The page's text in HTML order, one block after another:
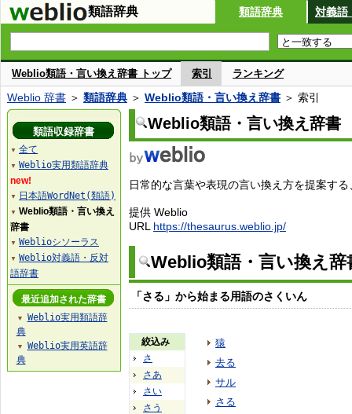
類語辞典 類語辞典 対義語
Weblio類語・言い換え辞書 トップ 索引 ランキング
Weblio 辞書 ＞ 類語辞典 ＞ Weblio類語・言い換え辞書 ＞ 索引
Weblio類語・言い換え辞書
日常的な言葉や表現の言い換え方を提案す
提供 Weblio
URL https://thesaurus.weblio.jp/
Weblio類語・言い換え
「さる」から始まる用語のさくいん
絞込み
さ
さあ
さい
さう
猿
去る
サル
さる
類語収録辞書
▼ 全て
▼ Weblio実用類語辞典
new!
▼ 日本語WordNet(類語)
▼ Weblio類語・言い換え
辞書
▼ Weblioシソーラス
▼ Weblio対義語・反対
語辞書
最近追加された辞書
▼
Weblio実用類語辞
典
▼
Weblio実用英語辞
典